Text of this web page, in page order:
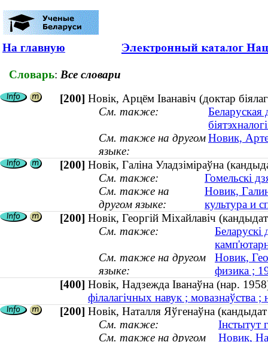
На главную
Словарь: Все словари
[200] Новік, Арцём Іванавіч (доктар
См. также:
Беларуская
См. также на другом
языке:
Новик,
[200] Новік, Галіна Уладзіміраўна
См. также:
Гомельскі
См. также на
другом языке:
Новик,
культура и
[200] Новік, Георгій Міхайлавіч
См. также:
Беларускі
См. также на другом
языке:
Новик,
физика ;
[400] Новік, Надзежда Іванаўна (нар.
філалагічных навук ; мовазнаўства ;
[200] Новік, Наталля Яўгенаўна
См. также:
Інстытут
См. также на другом
Новик,